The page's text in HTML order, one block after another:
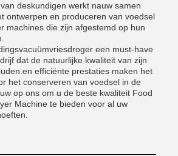
deskundigen werkt nauw samen
ontwerpen en produceren van voedsel
machines die zijn afgestemd op hun
een must-have
dat de natuurlijke kwaliteit van zijn
efficiënte prestaties maken het
het conserveren van voedsel in de
op ons om u de beste kwaliteit Food
Machine te bieden voor al uw